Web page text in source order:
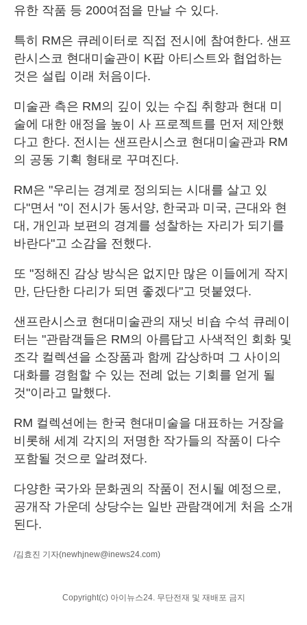
유한 작품 등 200여점을 만날 수 있다.
특히 RM은 큐레이터로 직접 전시에 참여한다. 샌프
란시스코 현대미술관이 K팝 아티스트와 협업하는
것은 설립 이래 처음이다.
미술관 측은 RM의 깊이 있는 수집 취향과 현대 미
술에 대한 애정을 높이 사 프로젝트를 먼저 제안했
다고 한다. 전시는 샌프란시스코 현대미술관과 RM
의 공동 기획 형태로 꾸며진다.
RM은 "우리는 경계로 정의되는 시대를 살고 있
다"면서 "이 전시가 동서양, 한국과 미국, 근대와 현
대, 개인과 보편의 경계를 성찰하는 자리가 되기를
바란다"고 소감을 전했다.
또 "정해진 감상 방식은 없지만 많은 이들에게 작지
만, 단단한 다리가 되면 좋겠다"고 덧붙였다.
샌프란시스코 현대미술관의 재닛 비숍 수석 큐레이
터는 "관람객들은 RM의 아름답고 사색적인 회화 및
조각 컬렉션을 소장품과 함께 감상하며 그 사이의
대화를 경험할 수 있는 전례 없는 기회를 얻게 될
것"이라고 말했다.
RM 컬렉션에는 한국 현대미술을 대표하는 거장을
비롯해 세계 각지의 저명한 작가들의 작품이 다수
포함될 것으로 알려졌다.
다양한 국가와 문화권의 작품이 전시될 예정으로,
공개작 가운데 상당수는 일반 관람객에게 처음 소개
된다.
/김효진 기자(newhjnew@inews24.com)
Copyright(c) 아이뉴스24. 무단전재 및 재배포 금지